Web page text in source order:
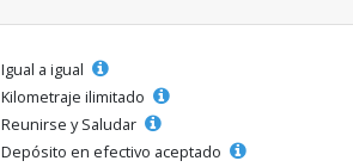
Igual a igual
Kilometraje ilimitado
Reunirse y Saludar
Depósito en efectivo aceptado